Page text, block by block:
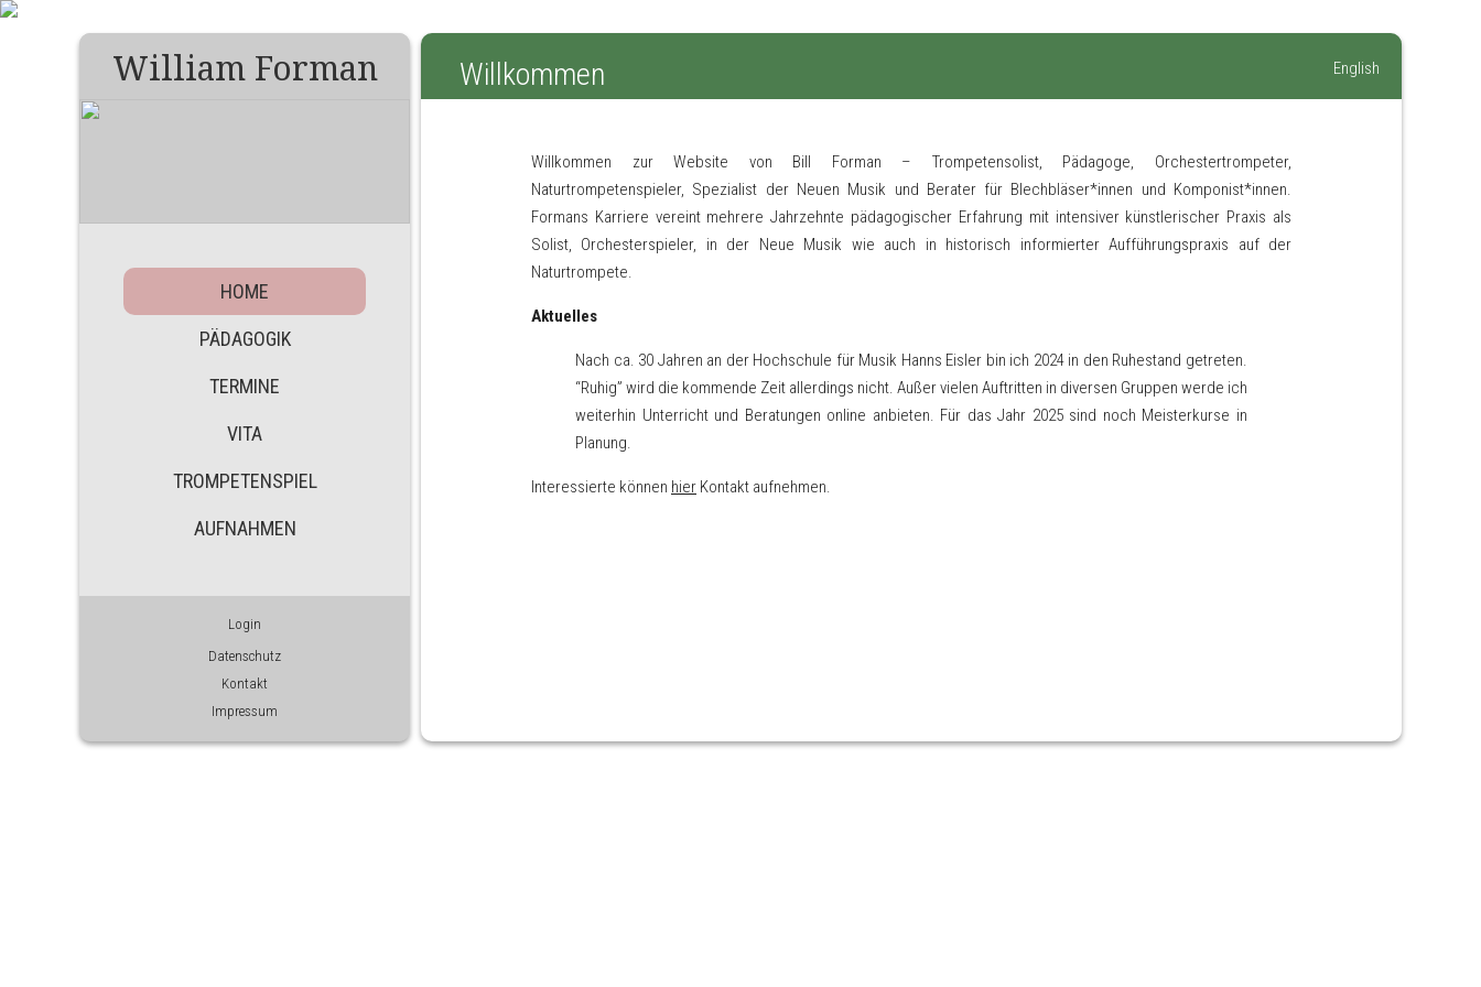
William Forman
HOME
PÄDAGOGIK
TERMINE
VITA
TROMPETENSPIEL
AUFNAHMEN
Login
Datenschutz
Kontakt
Impressum
English
Willkommen
Willkommen zur Website von Bill Forman – Trompetensolist, Pädagoge, Orchestertrompeter,
Naturtrompetenspieler, Spezialist der Neuen Musik und Berater für Blechbläser*innen und Komponist*innen.
Formans Karriere vereint mehrere Jahrzehnte pädagogischer Erfahrung mit intensiver künstlerischer Praxis als
Solist, Orchesterspieler, in der Neue Musik wie auch in historisch informierter Aufführungspraxis auf der
Naturtrompete.
Aktuelles
Nach ca. 30 Jahren an der Hochschule für Musik Hanns Eisler bin ich 2024 in den Ruhestand getreten.
“Ruhig” wird die kommende Zeit allerdings nicht. Außer vielen Auftritten in diversen Gruppen werde ich
weiterhin Unterricht und Beratungen online anbieten. Für das Jahr 2025 sind noch Meisterkurse in
Planung.
Interessierte können hier Kontakt aufnehmen.